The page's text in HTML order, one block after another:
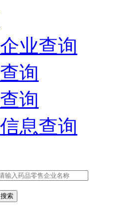
业查询
询
询
息查询